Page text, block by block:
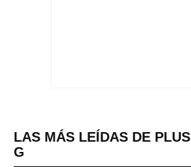
LAS MÁS LEÍDAS DE PLUS
G